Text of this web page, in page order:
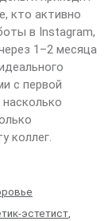
кто активно
в Instagram,
1–2 месяца
с первой
коллег.
эстетист